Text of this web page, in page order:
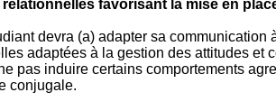
favorisant la mise en
devra (a) adapter sa
adaptées à la gestion des attitudes et
pas induire certains comportements
conjugale.